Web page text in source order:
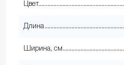
Цвет
Длина
Ширина, см